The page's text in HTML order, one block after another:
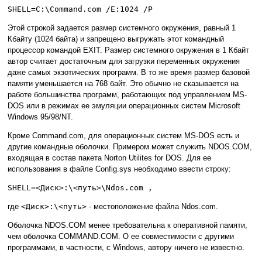
SHELL=C:\Command.com /E:1024 /P
Этой строкой задается размер системного окружения, равный 1
Кбайту (1024 байта) и запрещено выгружать этот командный
процессор командой EXIT. Размер системного окружения в 1 Кбайт
автор считает достаточным для загрузки переменных окружения
даже самых экзотических программ. В то же время размер базовой
памяти уменьшается на 768 байт. Это обычно не сказывается на
работе большинства программ, работающих под управлением MS-
DOS или в режимах ее эмуляции операционных систем Microsoft
Windows 95/98/NT.
Кроме Command.com, для операционных систем MS-DOS есть и
другие командные оболочки. Примером может служить NDOS.COM,
входящая в состав пакета Norton Utilites for DOS. Для ее
использования в файле Config.sys необходимо ввести строку:
SHELL=<Диск>:\<путь>\Ndos.com ,
где <Диск>:\<путь> - местоположение файла Ndos.com.
Оболочка NDOS.COM менее требовательна к оперативной памяти,
чем оболочка COMMAND.COM. О ее совместимости с другими
программами, в частности, с Windows, автору ничего не известно.